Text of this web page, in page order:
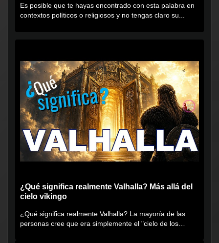
Es posible que te hayas encontrado con esta palabra en
contextos políticos o religiosos y no tengas claro su...
¿Qué significa realmente Valhalla? Más allá del
cielo vikingo
¿Qué significa realmente Valhalla? La mayoría de las
personas cree que era simplemente el "cielo de los